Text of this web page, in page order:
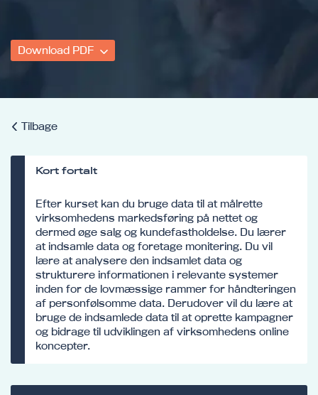
Download PDF
Tilbage
Kort fortalt
Efter kurset kan du bruge data til at målrette
virksomhedens markedsføring på nettet og
dermed øge salg og kundefastholdelse. Du lærer
at indsamle data og foretage monitering. Du vil
lære at analysere den indsamlet data og
strukturere informationen i relevante systemer
inden for de lovmæssige rammer for håndteringen
af personfølsomme data. Derudover vil du lære at
bruge de indsamlede data til at oprette kampagner
og bidrage til udviklingen af virksomhedens online
koncepter.